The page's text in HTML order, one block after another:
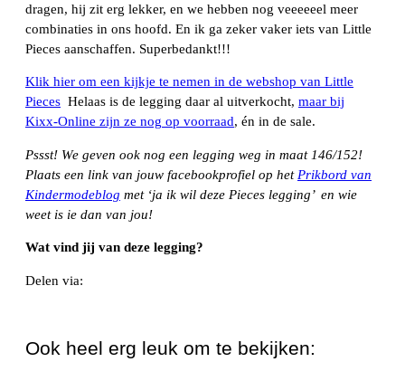
dragen, hij zit erg lekker, en we hebben nog veeeeeel meer
combinaties in ons hoofd. En ik ga zeker vaker iets van Little
Pieces aanschaffen. Superbedankt!!!
Klik hier om een kijkje te nemen in de webshop van Little
Pieces Helaas is de legging daar al uitverkocht, maar bij
Kixx-Online zijn ze nog op voorraad, én in de sale.
Pssst! We geven ook nog een legging weg in maat 146/152!
Plaats een link van jouw facebookprofiel op het Prikbord van
Kindermodeblog met ‘ja ik wil deze Pieces legging’ en wie
weet is ie dan van jou!
Wat vind jij van deze legging?
Delen via:
Ook heel erg leuk om te bekijken: